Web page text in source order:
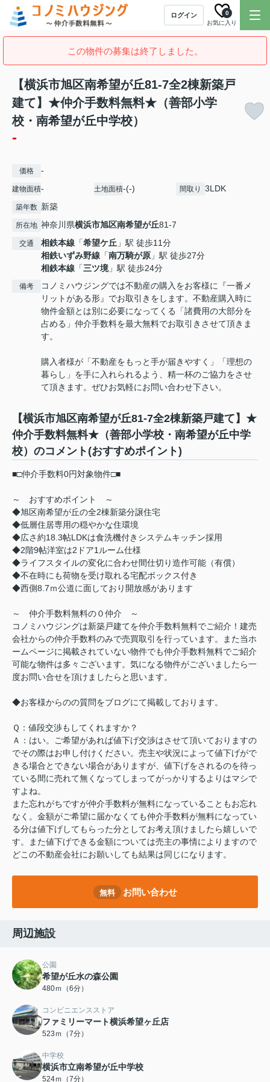
ログイン
お気に入り
0
この物件の募集は終了しました。
【横浜市旭区南希望が丘81-7全2棟新築戸
建て】★仲介手数料無料★（善部小学
校・南希望が丘中学校）
-
価格 -
建物面積- 土地面積-(-) 間取り 3LDK
築年数 新築
所在地 神奈川県横浜市旭区南希望が丘81-7
交通 相鉄本線 「希望ケ丘 」駅 徒歩11分
相鉄いずみ野線 「南万騎が原 」駅 徒歩27分
相鉄本線 「三ツ境」駅 徒歩24分
備考
コノミハウジングでは不動産の購入をお客様に『一番メ
リットがある形』でお取引きをします。不動産購入時に
物件金額とは別に必要になってくる「諸費用の大部分を
占める」仲介手数料を最大無料でお取引きさせて頂きま
す。
購入者様が「不動産をもっと手が届きやすく」「理想の
暮らし」を手に入れられるよう、精一杯のご協力をさせ
て頂きます。ぜひお気軽にお問い合わせ下さい。
【横浜市旭区南希望が丘81-7全2棟新築戸建て】★
仲介手数料無料★（善部小学校・南希望が丘中学
校）のコメント(おすすめポイント)
■□仲介手数料0円対象物件□■
～ おすすめポイント ～
◆旭区南希望が丘の全2棟新築分譲住宅
◆低層住居専用の穏やかな住環境
◆広さ約18.3帖LDKは食洗機付きシステムキッチン採用
◆2階9帖洋室は2ドア1ルーム仕様
◆ライフスタイルの変化に合わせ間仕切り造作可能（有償）
◆不在時にも荷物を受け取れる宅配ボックス付き
◆西側8.7ｍ公道に面しており開放感があります
～ 仲介手数料無料の０仲介 ～
コノミハウジングは新築戸建てを仲介手数料無料でご紹介！建売
会社からの仲介手数料のみで売買取引を行っています。また当ホ
ームページに掲載されていない物件でも仲介手数料無料でご紹介
可能な物件は多々ございます。気になる物件がございましたら一
度お問い合せを頂けましたらと思います。
◆お客様からのの質問をブログにて掲載しております。
Ｑ：値段交渉もしてくれますか？
Ａ：はい。ご希望があれば値下げ交渉はさせて頂いておりますの
でその際はお申し付けください。売主や状況によって値下げがで
きる場合とできない場合がありますが、値下げをされるのを待っ
ている間に売れて無くなってしまってがっかりするよりはマシで
すよね。
また忘れがちですが仲介手数料が無料になっていることもお忘れ
なく。金額がご希望に届かなくても仲介手数料が無料になってい
る分は値下げしてもらった分としてお考え頂けましたら嬉しいで
す。また値下げできる金額については売主の事情によりますので
どこの不動産会社にお願いしても結果は同じになります。
無料 お問い合わせ
周辺施設
公園
希望が丘水の森公園
480ｍ（6分）
コンビニエンスストア
ファミリーマート横浜希望ヶ丘店
523ｍ（7分）
中学校
横浜市立南希望が丘中学校
524ｍ（7分）